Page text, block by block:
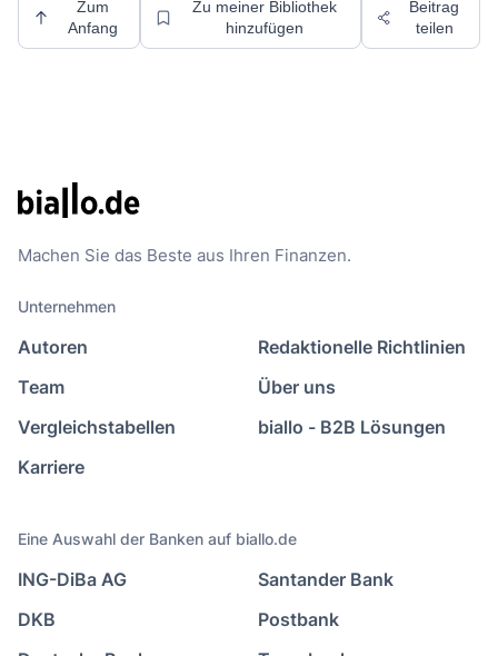
Zum
Anfang
Zu meiner Bibliothek
hinzufügen
Beitrag
teilen
Machen Sie das Beste aus Ihren Finanzen.
Unternehmen
Autoren
Team
Vergleichstabellen
Karriere
Redaktionelle Richtlinien
Über uns
biallo - B2B Lösungen
Eine Auswahl der Banken auf biallo.de
ING-DiBa AG
DKB
Santander Bank
Postbank